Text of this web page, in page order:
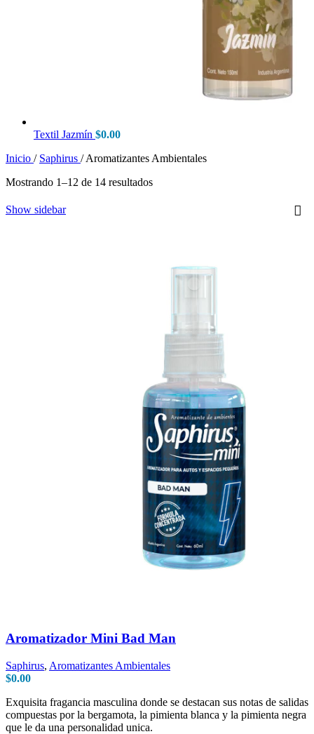
Textil Jazmín $0.00
Inicio / Saphirus / Aromatizantes Ambientales
Mostrando 1–12 de 14 resultados
Show sidebar
Aromatizador Mini Bad Man
Saphirus, Aromatizantes Ambientales
$0.00
Exquisita fragancia masculina donde se destacan sus notas de salidas
compuestas por la bergamota, la pimienta blanca y la pimienta negra
que le da una personalidad unica.